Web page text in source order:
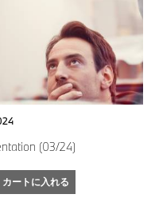
(03/24)
カートに入れる